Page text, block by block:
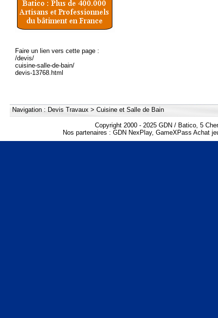
Faire un lien vers cette page :
/devis/
cuisine-salle-de-bain/
devis-13768.html
Navigation : Devis Travaux > Cuisine et Salle de Bain
Copyright 2000 - 2025 GDN / Batico, 5
Nos partenaires : GDN NexPlay, GameXPass Achat